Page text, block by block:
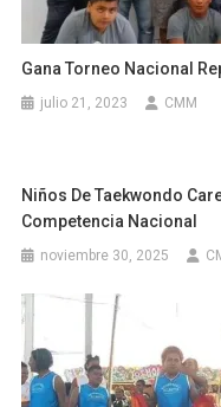
Gana Torneo Nacional
julio 21, 2023 CMM
Niños De Taekwondo
Competencia Nacional
noviembre 30, 2025